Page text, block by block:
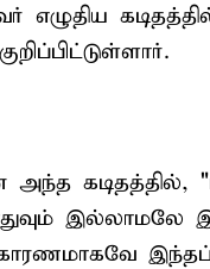
எழுதிய
கடிதத்தில்,